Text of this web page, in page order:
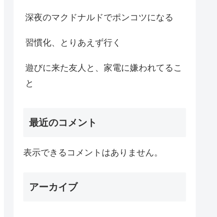
深夜のマクドナルドでポンコツになる
習慣化、とりあえず行く
遊びに来た友人と、家電に嫌われてるこ
と
最近のコメント
表示できるコメントはありません。
アーカイブ